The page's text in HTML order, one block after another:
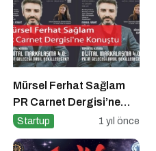
Mürsel Ferhat Sağlam
PR Carnet Dergisi’ne
Konuştu
Startup 1 yıl önce